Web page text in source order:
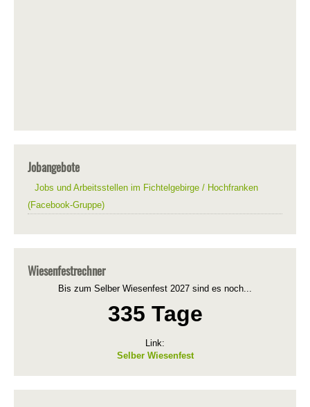
Jobangebote
Jobs und Arbeitsstellen im Fichtelgebirge / Hochfranken
(Facebook-Gruppe)
Wiesenfestrechner
Bis zum Selber Wiesenfest 2027 sind es noch...
335 Tage
Link:
Selber Wiesenfest